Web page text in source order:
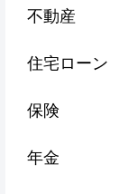
不動産
住宅ローン
保険
年金